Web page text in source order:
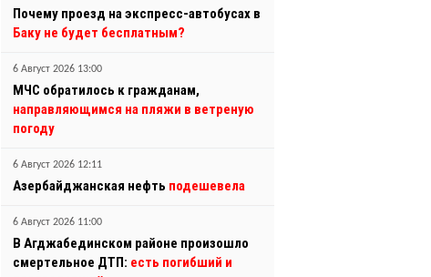
Почему проезд на экспресс-автобусах в
Баку не будет бесплатным?
6 Август 2026 13:00
МЧС обратилось к гражданам,
направляющимся на пляжи в ветреную
погоду
6 Август 2026 12:11
Азербайджанская нефть подешевела
6 Август 2026 11:00
В Агджабединском районе произошло
смертельное ДТП: есть погибший и